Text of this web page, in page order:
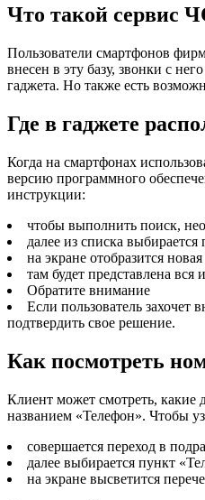
Что такой сервис
Пользователи смартфонов
внесен в эту базу, звонки с
гаджета. Но также есть
Где в гаджете
Когда на смартфонах
версию программного
инструкции:
чтобы выполнить поиск,
далее из списка
на экране отобразится
там будет представлена вся
Обратите внимание
Если пользователь захочет
подтвердить свое решение.
Как посмотреть
Клиент может смотреть, какие
названием «Телефон». Чтобы
совершается переход в
далее выбирается пункт
на экране высветится